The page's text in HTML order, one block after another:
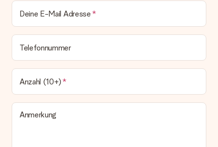
Deine E-Mail Adresse
Telefonnummer
Anzahl (10+)
Anmerkung